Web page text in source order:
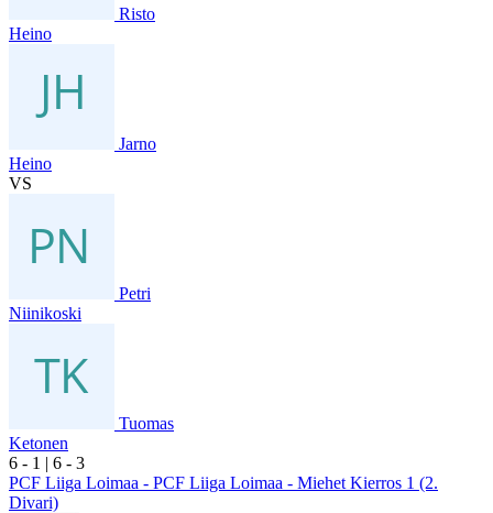
Risto
Heino
Jarno
Heino
VS
Petri
Niinikoski
Tuomas
Ketonen
6 - 1 | 6 - 3
PCF Liiga Loimaa - PCF Liiga Loimaa - Miehet Kierros 1 (2.
Divari)